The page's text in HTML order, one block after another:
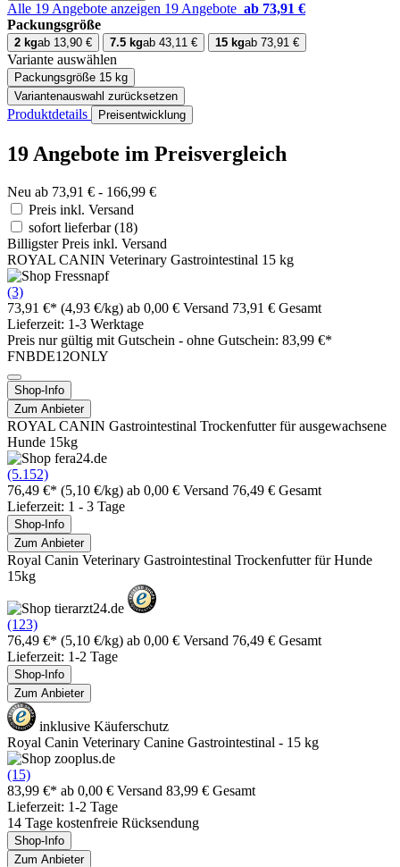
Alle 19 Angebote anzeigen 19 Angebote ab 73,91 €
Packungsgröße
2 kgab 13,90 € 7.5 kgab 43,11 € 15 kgab 73,91 €
Variante auswählen
Packungsgröße 15 kg
Variantenauswahl zurücksetzen
Produktdetails Preisentwicklung
19 Angebote im Preisvergleich
Neu ab 73,91 € - 166,99 €
Preis inkl. Versand
sofort lieferbar(18)
Billigster Preis inkl. Versand
ROYAL CANIN Veterinary Gastrointestinal 15 kg
(3)
73,91 €* (4,93 €/kg) ab 0,00 € Versand 73,91 € Gesamt
Lieferzeit: 1-3 Werktage
Preis nur gültig mit Gutschein - ohne Gutschein: 83,99 €*
FNBDE12ONLY
Shop-Info
Zum Anbieter
ROYAL CANIN Gastrointestinal Trockenfutter für ausgewachsene
Hunde 15kg
(5.152)
76,49 €* (5,10 €/kg) ab 0,00 € Versand 76,49 € Gesamt
Lieferzeit: 1 - 3 Tage
Shop-Info
Zum Anbieter
Royal Canin Veterinary Gastrointestinal Trockenfutter für Hunde
15kg
(123)
76,49 €* (5,10 €/kg) ab 0,00 € Versand 76,49 € Gesamt
Lieferzeit: 1-2 Tage
Shop-Info
Zum Anbieter
inklusive Käuferschutz
Royal Canin Veterinary Canine Gastrointestinal - 15 kg
(15)
83,99 €* ab 0,00 € Versand 83,99 € Gesamt
Lieferzeit: 1-2 Tage
14 Tage kostenfreie Rücksendung
Shop-Info
Zum Anbieter